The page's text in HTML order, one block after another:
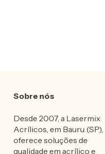
Sobre nós
Desde 2007, a Lasermix
Acrílicos, em Bauru (SP),
oferece soluções de
qualidade em acrílico e